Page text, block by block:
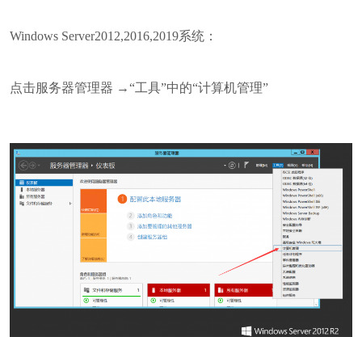
Windows Server2012,2016,2019系统：
点击服务器管理器 →“工具”中的“计算机管理”